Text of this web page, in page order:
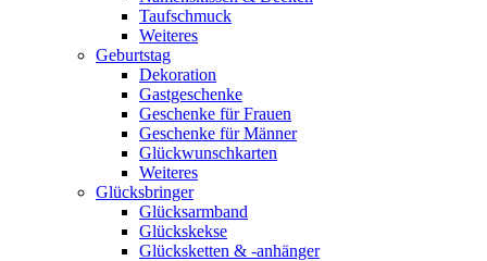
Taufschmuck
Weiteres
Geburtstag
Dekoration
Gastgeschenke
Geschenke für Frauen
Geschenke für Männer
Glückwunschkarten
Weiteres
Glücksbringer
Glücksarmband
Glückskekse
Glücksketten & -anhänger